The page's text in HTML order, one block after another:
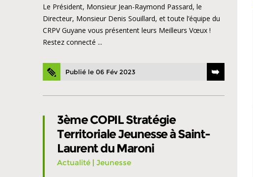
Le Président, Monsieur Jean-Raymond Passard, le
Directeur, Monsieur Denis Souillard, et toute l’équipe du
CRPV Guyane vous présentent leurs Meilleurs Vœux !
Restez connecté ...
Publié le 06 Fév 2023
3ème COPIL Stratégie
Territoriale Jeunesse à Saint-
Laurent du Maroni
Actualité | Jeunesse